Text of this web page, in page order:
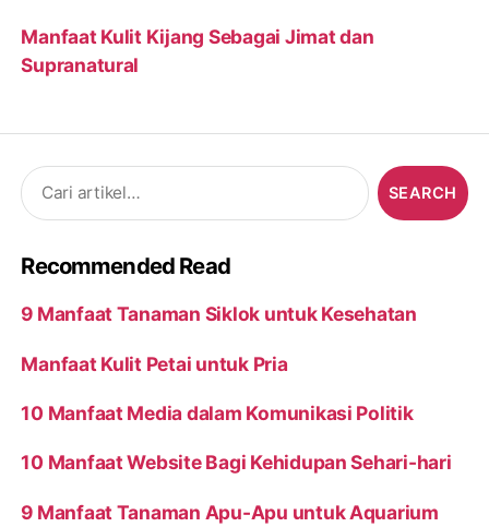
Manfaat Kulit Kijang Sebagai Jimat dan
Supranatural
Search
for:
Recommended Read
9 Manfaat Tanaman Siklok untuk Kesehatan
Manfaat Kulit Petai untuk Pria
10 Manfaat Media dalam Komunikasi Politik
10 Manfaat Website Bagi Kehidupan Sehari-hari
9 Manfaat Tanaman Apu-Apu untuk Aquarium